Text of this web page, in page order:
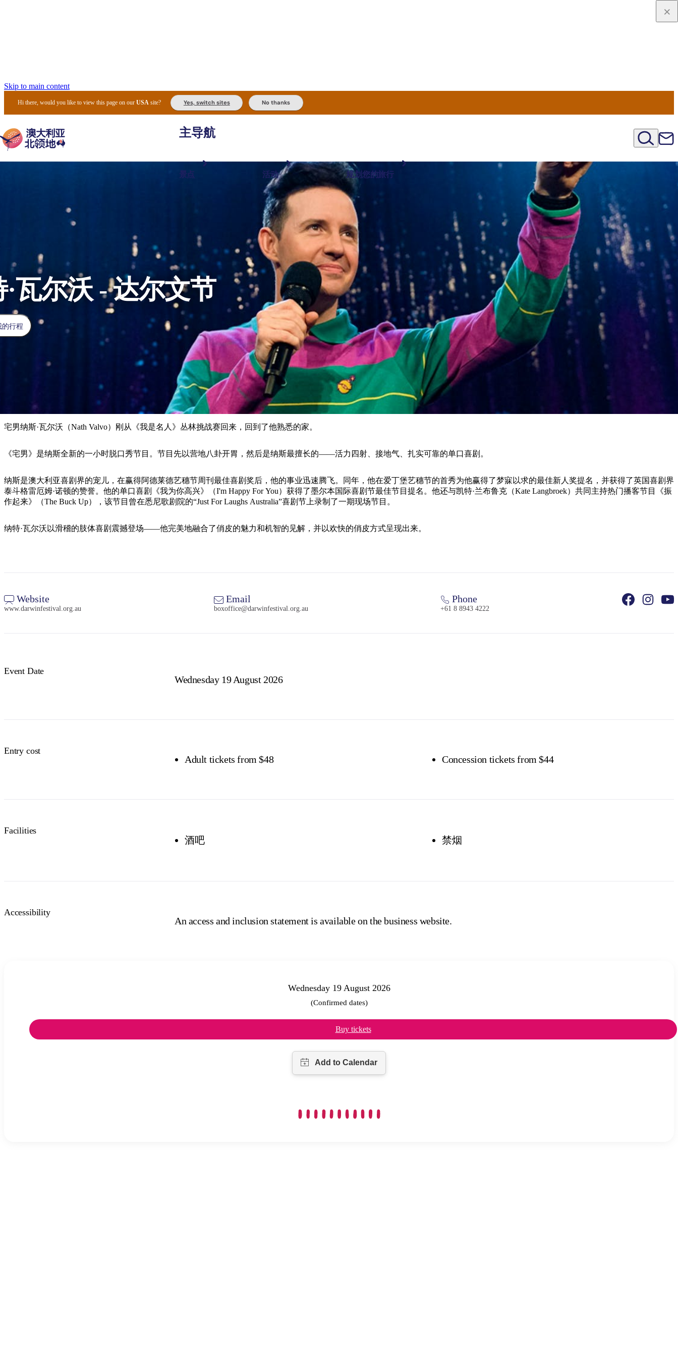
Skip to main content
Hi there, would you like to view this page on ourUSA site? Yes, switch sites No thanks
主导航
景点
最受欢迎目的地 内陆和户外
活动
体验 旅行者类型
规划您的旅行
规划和预订 实用信息
瓦尔沃 - 达尔文节
的行程
宅男纳斯·瓦尔沃（Nath Valvo）刚从《我是名人》丛林挑战赛回来，回到了他熟悉的家。
《宅男》是纳斯全新的一小时脱口秀节目。节目先以营地八卦开胃，然后是纳斯最擅长的——活力四射、接地气、扎实可靠的单口喜剧。
纳斯是澳大利亚喜剧界的宠儿，在赢得阿德莱德艺穗节周刊最佳喜剧奖后，他的事业迅速腾飞。同年，他在爱丁堡艺穗节的首秀为他赢得了梦寐以求的最佳新人奖提名，并获得了英国喜剧界
泰斗格雷厄姆·诺顿的赞誉。他的单口喜剧《我为你高兴》（I'm Happy For You）获得了墨尔本国际喜剧节最佳节目提名。他还与凯特·兰布鲁克（Kate Langbroek）共同主持热门播客节目《振
作起来》（The Buck Up），该节目曾在悉尼歌剧院的“Just For Laughs Australia”喜剧节上录制了一期现场节目。
纳特·瓦尔沃以滑稽的肢体喜剧震撼登场——他完美地融合了俏皮的魅力和机智的见解，并以欢快的俏皮方式呈现出来。
Website
www.darwinfestival.org.au
Email
boxoffice@darwinfestival.org.au
Phone
+61 8 8943 4222
Event Date
Wednesday 19 August 2026
Entry cost
Adult tickets from $48 Concession tickets from $44
Facilities
酒吧 禁烟
Accessibility
An access and inclusion statement is available on the business website.
Wednesday 19 August 2026
(Confirmed dates)
Buy tickets